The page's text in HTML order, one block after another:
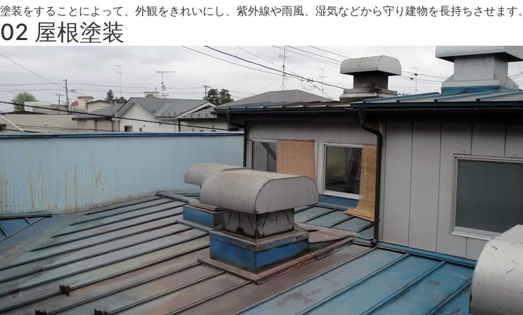
塗装をすることによって、外観をきれいにし、紫外線や雨風、湿気などから守り建物を長持ちさせます。
02 屋根塗装